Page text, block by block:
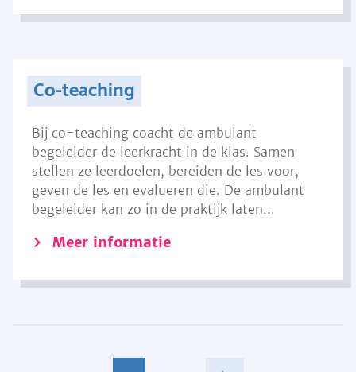
Co-teaching
Bij co-teaching coacht de ambulant
begeleider de leerkracht in de klas. Samen
stellen ze leerdoelen, bereiden de les voor,
geven de les en evalueren die. De ambulant
begeleider kan zo in de praktijk laten...
Meer informatie